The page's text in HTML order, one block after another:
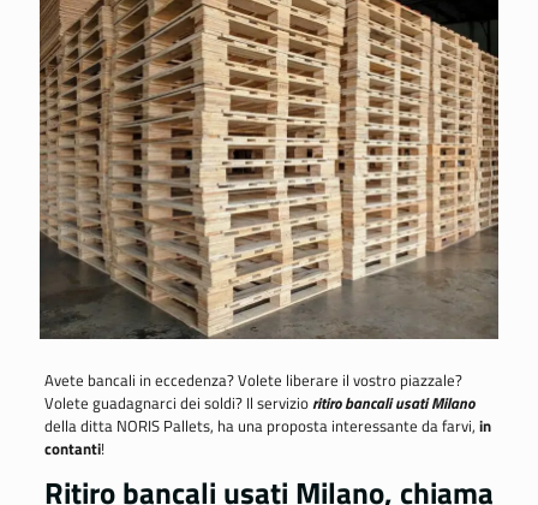
Avete bancali in eccedenza? Volete liberare il vostro piazzale?
Volete guadagnarci dei soldi? Il servizioritiro bancali usati Milano
della ditta NORIS Pallets, ha una proposta interessante da farvi, in
contanti!
Ritiro bancali usati Milano, chiama